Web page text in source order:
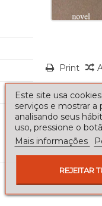
Print
Este site usa
serviços e mostrar a
analisando seus
uso, pressione o
Mais informações
REJEITAR